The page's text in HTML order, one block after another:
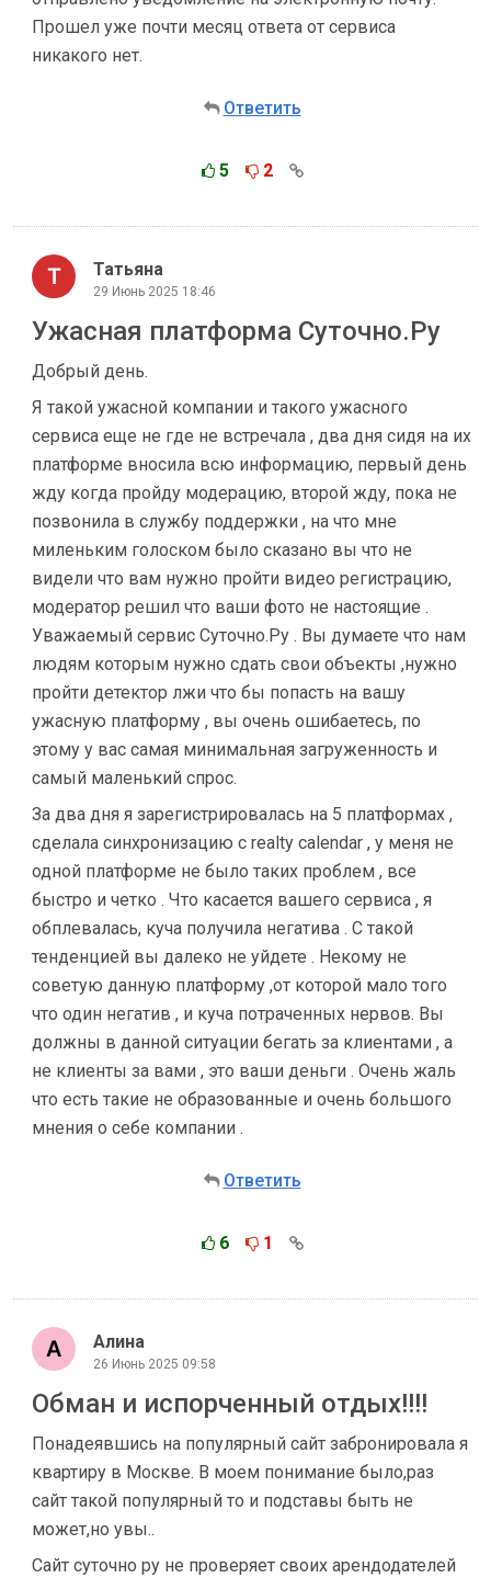
Прошел уже почти месяц ответа от сервиса
никакого нет.
Ответить
5 2
Татьяна
29 Июнь 2025 18:46
Ужасная платформа Суточно.Ру
Добрый день.
Я такой ужасной компании и такого ужасного
сервиса еще не где не встречала , два дня сидя на их
платформе вносила всю информацию, первый день
жду когда пройду модерацию, второй жду, пока не
позвонила в службу поддержки , на что мне
миленьким голоском было сказано вы что не
видели что вам нужно пройти видео регистрацию,
модератор решил что ваши фото не настоящие .
Уважаемый сервис Суточно.Ру . Вы думаете что нам
людям которым нужно сдать свои объекты ,нужно
пройти детектор лжи что бы попасть на вашу
ужасную платформу , вы очень ошибаетесь, по
этому у вас самая минимальная загруженность и
самый маленький спрос.
За два дня я зарегистрировалась на 5 платформах ,
сделала синхронизацию с realty calendar , у меня не
одной платформе не было таких проблем , все
быстро и четко . Что касается вашего сервиса , я
обплевалась, куча получила негатива . С такой
тенденцией вы далеко не уйдете . Некому не
советую данную платформу ,от которой мало того
что один негатив , и куча потраченных нервов. Вы
должны в данной ситуации бегать за клиентами , а
не клиенты за вами , это ваши деньги . Очень жаль
что есть такие не образованные и очень большого
мнения о себе компании .
Ответить
6 1
Алина
26 Июнь 2025 09:58
Обман и испорченный отдых!!!!
Понадеявшись на популярный сайт забронировала я
квартиру в Москве. В моем понимание было,раз
сайт такой популярный то и подставы быть не
может,но увы..
Сайт суточно ру не проверяет своих арендодателей